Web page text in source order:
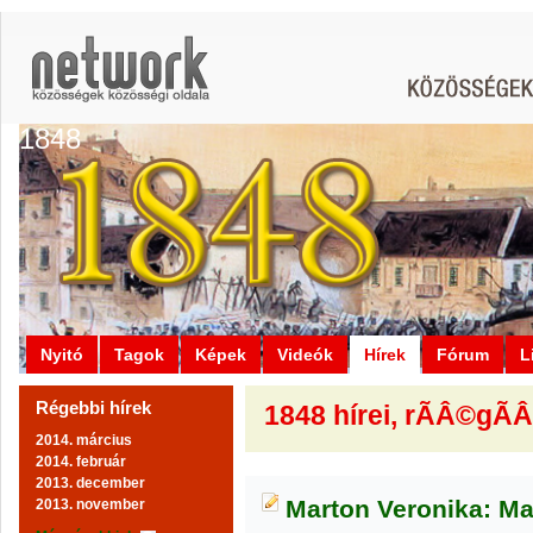
1848
Nyitó Tagok Képek Videók Hírek Fórum
Régebbi hírek
2014. március
2014. február
2013. december
2013. november
1848 hírei,
Marton Veronika: